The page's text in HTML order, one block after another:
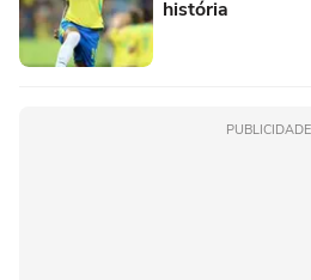
história
PUBLICIDADE